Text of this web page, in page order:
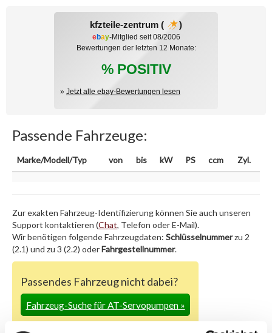
kfzteile-zentrum ( )
ebay-Mitglied seit 08/2006
Bewertungen der letzten 12 Monate:
% POSITIV
» Jetzt alle ebay-Bewertungen lesen
Passende Fahrzeuge:
Marke/Modell/Typ von bis kW PS ccm Zyl.
Zur exakten Fahrzeug-Identifizierung können Sie auch unseren
Support kontaktieren (Chat, Telefon oder E-Mail).
Wir benötigen folgende Fahrzeugdaten: Schlüsselnummerzu 2
(2.1) und zu 3 (2.2) oderFahrgestellnummer.
Passendes Fahrzeug nicht dabei?
Fahrzeug-Suche für AT-Servopumpen»